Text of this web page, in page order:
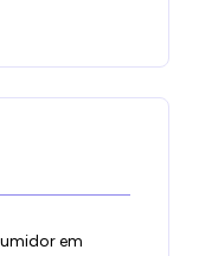
em